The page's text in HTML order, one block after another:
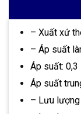
– Xuất xứ
– Áp suất
Áp suất:
Áp suất
– Lưu